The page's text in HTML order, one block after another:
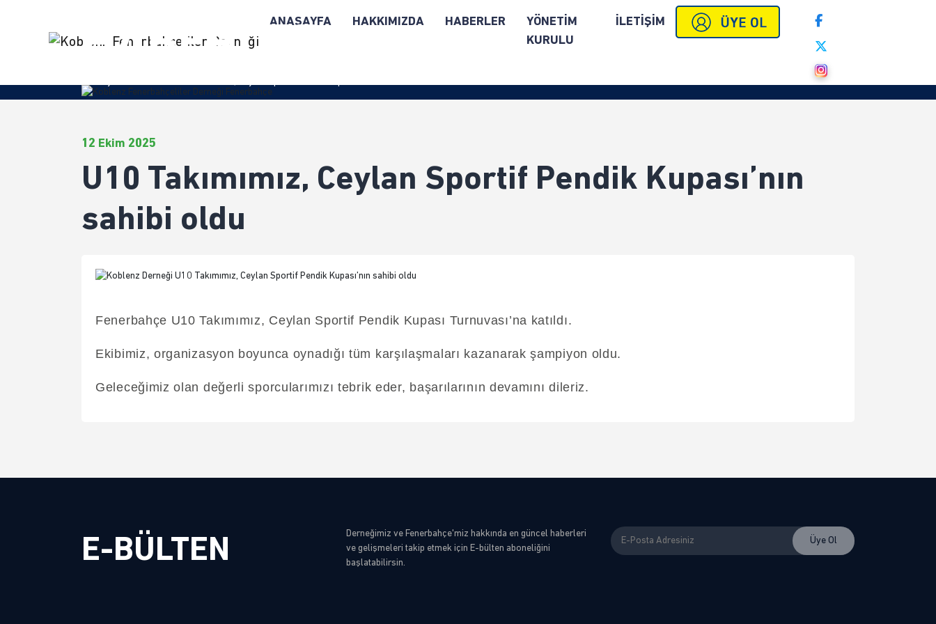
ANASAYFA HAKKIMIZDA HABERLER
YÖNETİM
KURULU
İLETİŞİM
HABERLER
12 Ekim 2025
U10 Takımımız, Ceylan Sportif Pendik Kupası’nın
sahibi oldu
Fenerbahçe U10 Takımımız, Ceylan Sportif Pendik Kupası Turnuvası’na katıldı.
Ekibimiz, organizasyon boyunca oynadığı tüm karşılaşmaları kazanarak şampiyon oldu.
Geleceğimiz olan değerli sporcularımızı tebrik eder, başarılarının devamını dileriz.
E-BÜLTEN
Derneğimiz ve Fenerbahçe'miz hakkında en güncel haberleri
ve gelişmeleri takip etmek için E-bülten aboneliğini
başlatabilirsin.